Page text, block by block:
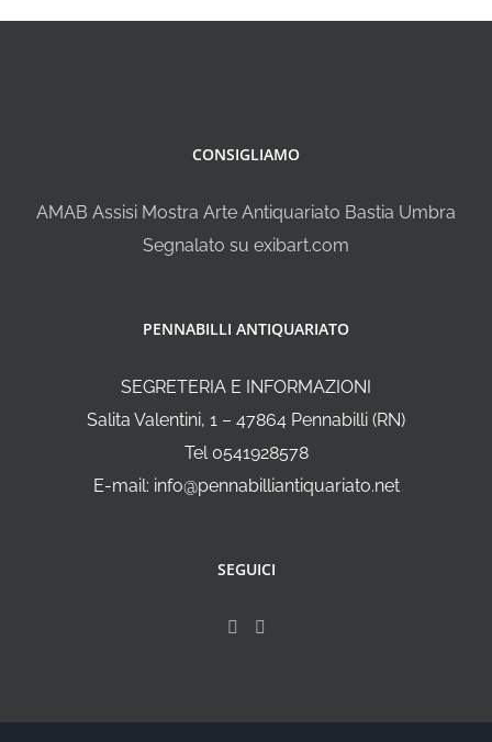
CONSIGLIAMO
AMAB Assisi Mostra Arte Antiquariato Bastia Umbra
Segnalato su exibart.com
PENNABILLI ANTIQUARIATO
SEGRETERIA E INFORMAZIONI
Salita Valentini, 1 – 47864 Pennabilli (RN)
Tel 0541928578
E-mail: info@pennabilliantiquariato.net
SEGUICI